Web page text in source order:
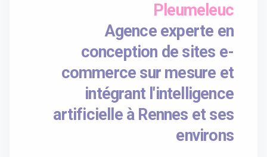
Pleumeleuc
Agence experte en
conception de sites e-
commerce sur mesure et
intégrant l'intelligence
artificielle à Rennes et ses
environs